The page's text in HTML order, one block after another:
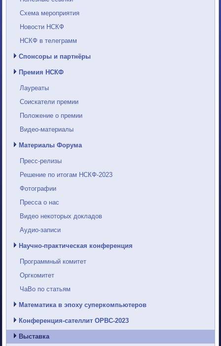
Схема мероприятия
Новости НСКФ
НСКФ в телеграмм
Спонсоры и партнёры
Премия НСКФ
Лауреаты
Соискатели премии
Положение о премии
Видео-материалы
Материалы Форума
Пресс-релизы
Решение по итогам НСКФ-2023
Фотографии
Пресса о нас
Видео некоторых докладов
Аудио-записи
Научно-практическая конференция
Программный комитет
Оргкомитет
ЧаВо по статьям
Математика в эпоху суперкомпьютеров
Конференция-сателлит ОРВС-2023
Выставка